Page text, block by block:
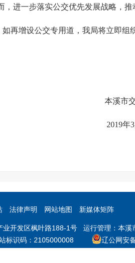
，进一步落实公交优先发展战略，推
再增设公交专用道，我局将立即组
本溪市交
2019年3
法律声明 网站地图 新媒体矩阵
开发区枫叶路188-1号 运行管理：本
识码：2105000008
辽公网安